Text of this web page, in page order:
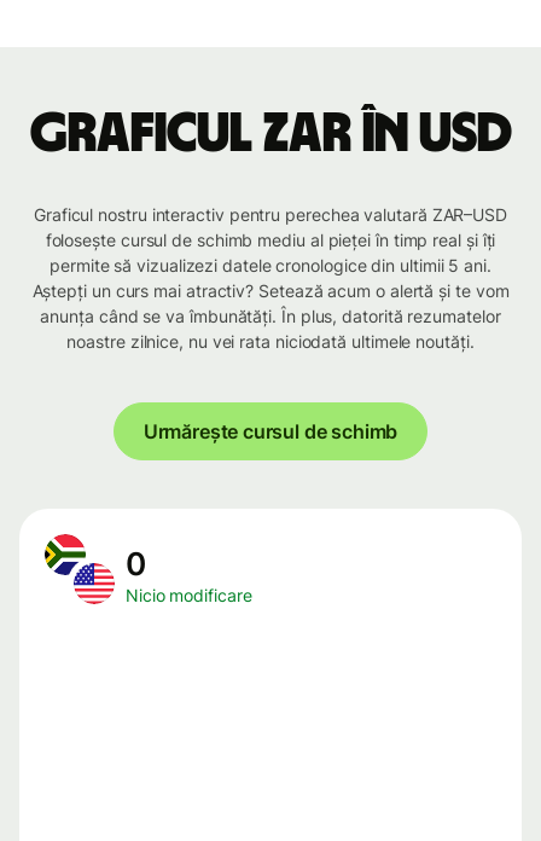
Graficul ZAR în USD
Graficul nostru interactiv pentru perechea valutară ZAR–USD
folosește cursul de schimb mediu al pieței în timp real și îți
permite să vizualizezi datele cronologice din ultimii 5 ani.
Aștepți un curs mai atractiv? Setează acum o alertă și te vom
anunța când se va îmbunătăți. În plus, datorită rezumatelor
noastre zilnice, nu vei rata niciodată ultimele noutăți.
Urmărește cursul de schimb
0
Nicio modificare